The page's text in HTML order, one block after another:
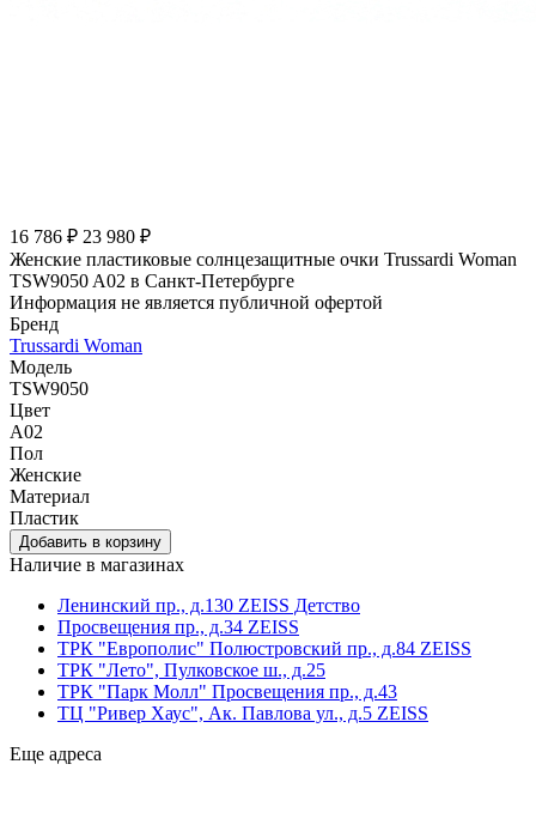
16 786 ₽ 23 980 ₽
Женские пластиковые солнцезащитные очки Trussardi Woman
TSW9050 A02 в Санкт-Петербурге
Информация не является публичной офертой
Бренд
Trussardi Woman
Модель
TSW9050
Цвет
A02
Пол
Женские
Материал
Пластик
Наличие в магазинах
Ленинский пр., д.130 ZEISS Детство
Просвещения пр., д.34 ZEISS
ТРК "Европолис" Полюстровский пр., д.84 ZEISS
ТРК "Лето", Пулковское ш., д.25
ТРК "Парк Молл" Просвещения пр., д.43
ТЦ "Ривер Хаус", Ак. Павлова ул., д.5 ZEISS
Еще адреса